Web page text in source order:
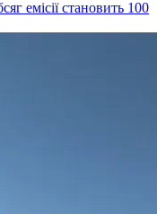
емісії становить 100